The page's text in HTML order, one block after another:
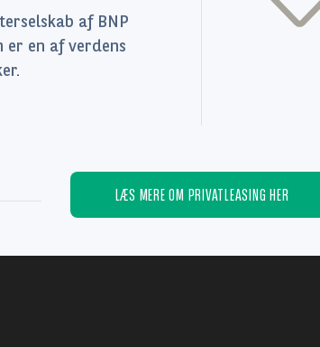
af BNP
er en af verdens
LÆS MERE OM PRIVATLEASING HER